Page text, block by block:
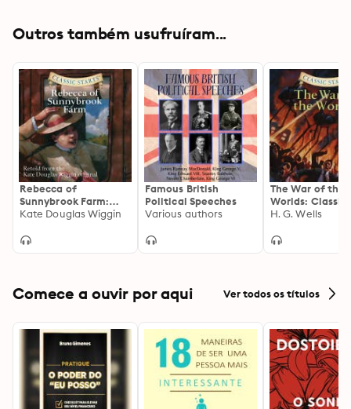
Outros também usufruíram...
Rebecca of
Sunnybrook Farm:
Classic Starts®
Kate Douglas Wiggin
Famous British
Political Speeches
Various authors
The War of the
Worlds: Classic
Starts®
H. G. Wells
Comece a ouvir por aqui Ver todos os títulos